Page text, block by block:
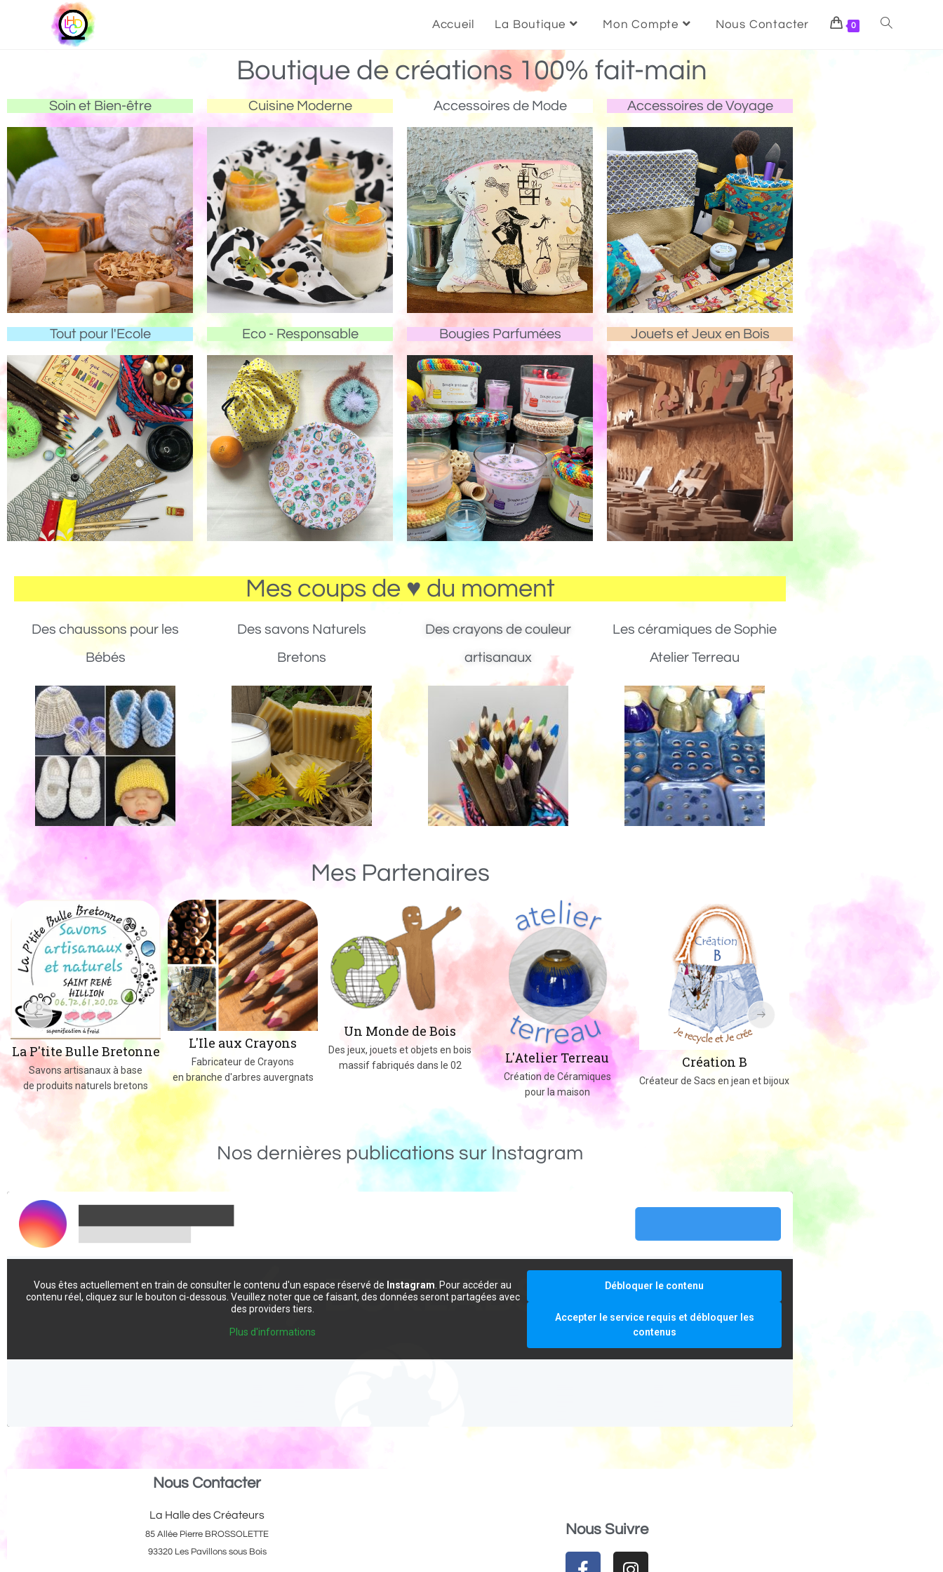
Accueil La Boutique Mon Compte Nous Contacter 0
Boutique de créations 100% fait-main
Soin et Bien-être Cuisine Moderne Accessoires de Mode Accessoires de Voyage
Tout pour l'Ecole Eco - Responsable Bougies Parfumées Jouets et Jeux en Bois
Mes coups de ♥ du moment
Des chaussons pour les
Bébés
Des savons Naturels
Bretons
Des crayons de couleur
artisanaux
Les céramiques de Sophie
Atelier Terreau
Mes Partenaires
La P'tite Bulle Bretonne
Savons artisanaux à base
de produits naturels bretons
L'Ile aux Crayons
Fabricateur de Crayons
en branche d'arbres auvergnats
Un Monde de Bois
Des jeux, jouets et objets en bois
massif fabriqués dans le 02
L'Atelier Terreau
Création de Céramiques
pour la maison
Création B
Créateur de Sacs en jean et bijoux
Créations au crochet ou tricot
Nos dernières publications sur Instagram
Vous êtes actuellement en train de consulter le contenu d'un espace réservé de Instagram . Pour accéder au
contenu réel, cliquez sur le bouton ci-dessous. Veuillez noter que ce faisant, des données seront partagées avec
des providers tiers.
Plus d'informations
Débloquer le contenu
Accepter le service requis et débloquer les
contenus
Nous Contacter
La Halle des Créateurs
85 Allée Pierre BROSSOLETTE
93320 Les Pavillons sous Bois
Nous Suivre